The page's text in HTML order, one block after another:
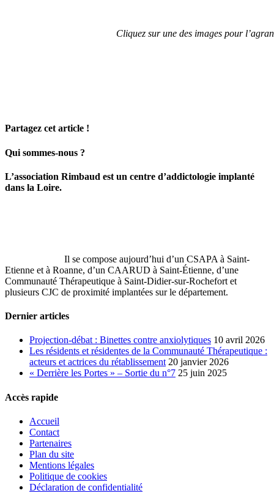
Cliquez sur une des images pour
Partagez cet article !
Facebook
X
LinkedIn
Email
Qui sommes-nous ?
L’association Rimbaud est un centre d’addictologie implanté
dans la Loire.
Il se compose aujourd’hui d’un CSAPA à Saint-
Etienne et à Roanne, d’un CAARUD à Saint-Étienne, d’une
Communauté Thérapeutique à Saint‐Didier‐sur‐Rochefort et
plusieurs CJC de proximité implantées sur le département.
Dernier articles
Projection-débat : Binettes contre anxiolytiques 10 avril 2026
Les résidents et résidentes de la Communauté Thérapeutique :
acteurs et actrices du rétablissement 20 janvier 2026
« Derrière les Portes » – Sortie du n°7 25 juin 2025
Accès rapide
Accueil
Contact
Partenaires
Plan du site
Mentions légales
Politique de cookies
Déclaration de confidentialité